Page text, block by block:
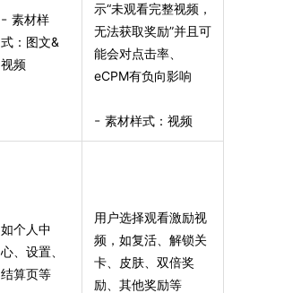
- 素材样
式：图文&
视频
示“未观看完整视频，
无法获取奖励”并且可
能会对点击率、
eCPM有负向影响
- 素材样式：视频
如个人中
心、设置、
结算页等
用户选择观看激励视
频，如复活、解锁关
卡、皮肤、双倍奖
励、其他奖励等